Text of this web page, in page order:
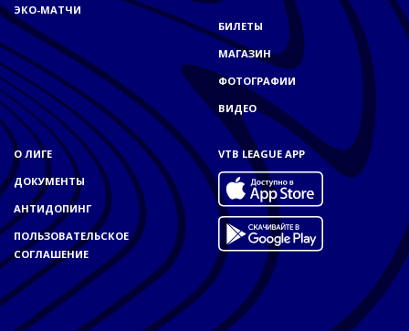
ЭКО-МАТЧИ
БИЛЕТЫ
МАГАЗИН
ФОТОГРАФИИ
ВИДЕО
О ЛИГЕ
ДОКУМЕНТЫ
АНТИДОПИНГ
ПОЛЬЗОВАТЕЛЬСКОЕ
СОГЛАШЕНИЕ
VTB LEAGUE APP